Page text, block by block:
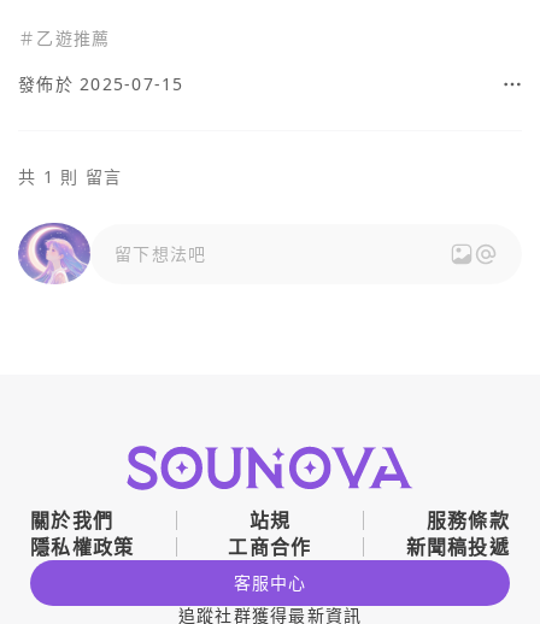
＃ 乙遊推薦
發佈於 2025-07-15
共 1 則 留言
留下想法吧
關於我們 站規
服務條款
隱私權政策
工商合作 新聞稿投遞
客服中心
追蹤社群獲得最新資訊